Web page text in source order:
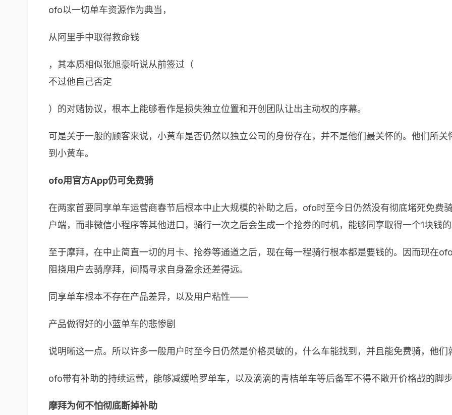
ofo以一切单车资源作为典当，
从阿里手中取得救命钱
，其本质相似张旭豪听说从前签过（
不过他自己否定
）的对赌协议，根本上能够看作是损失独立位置和开创团队让出主动权的序幕。
可是关于一般的顾客来说，小黄车是否仍然以独立公司的身份存在，并不是他们最关怀的。他们所
到小黄车。
ofo用官方App仍可免费骑
在两家首要同享单车运营商春节后根本中止大规模的补助之后，ofo时至今日仍然没有彻底堵死免费
户端，而非微信小程序等其他进口，骑行一次之后会生成一个抢券的时机，能够同享取得一个1块钱的
至于摩拜，在中止简直一切的月卡、抢券等通道之后，现在每一程骑行根本都是要钱的。因而现在
阻挠用户去骑摩拜，间隔寻求自身盈余还差得远。
同享单车根本不存在产品差异，以及用户粘性——
产品做得好的小蓝单车的悲惨剧
说明晰这一点。所以许多一般用户时至今日仍然是价格灵敏的，什么车能找到，并且能免费骑，他们
ofo带有补助的持续运营，能够减缓哈罗单车，以及滴滴的青桔单车等后备军不得不敞开价格战的脚步
摩拜为何不怕彻底断掉补助